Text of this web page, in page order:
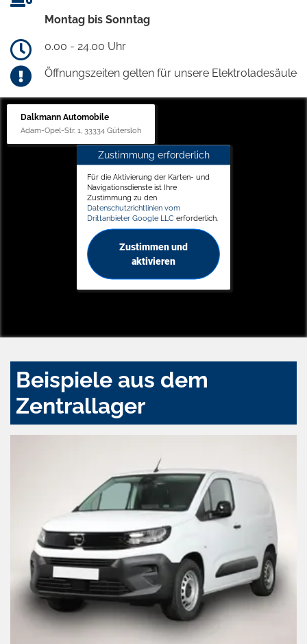
Montag bis Sonntag
0.00 - 24.00 Uhr
Öffnungszeiten gelten für unsere Elektroladesäule
Dalkmann Automobile
Adam-Opel-Str. 1, 33334 Gütersloh
Zustimmung erforderlich
Für die Aktivierung der Karten- und
Navigationsdienste ist Ihre
Zustimmung zu den
Datenschutzrichtlinien vom
Drittanbieter Google LLC erforderlich.
Zustimmen und
aktivieren
Beispiele aus dem
Zentrallager